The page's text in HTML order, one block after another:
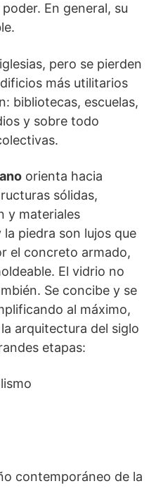
En general, su
pero se pierden
más utilitarios
bibliotecas, escuelas,
y sobre todo
orienta hacia
sólidas,
y materiales
piedra son lujos que
el concreto armado,
El vidrio no
Se concibe y se
al máximo,
arquitectura del siglo
etapas:
contemporáneo de la